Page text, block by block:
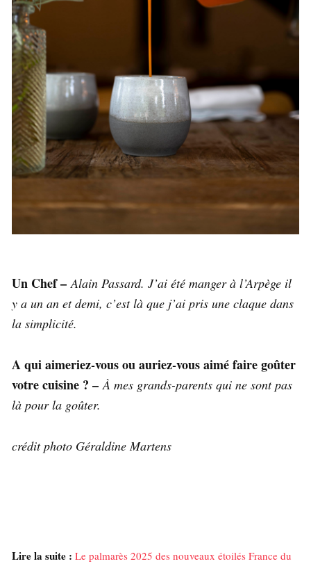
Un Chef – Alain Passard. J’ai été manger à l’Arpège il
y a un an et demi, c’est là que j’ai pris une claque dans
la simplicité.
A qui aimeriez-vous ou auriez-vous aimé faire goûter
votre cuisine ? – À mes grands-parents qui ne sont pas
là pour la goûter.
crédit photo Géraldine Martens
Lire la suite : Le palmarès 2025 des nouveaux étoilés France du